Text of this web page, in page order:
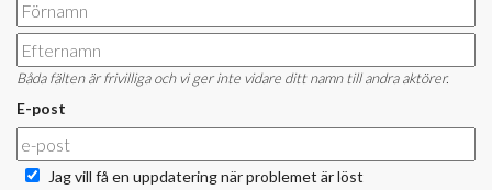
Båda fälten är frivilliga och vi ger inte vidare ditt namn till andra aktörer.
E-post
Jag vill få en uppdatering när problemet är löst